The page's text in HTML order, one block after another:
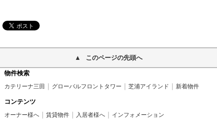
このページの先頭へ
物件検索
カテリーナ三田 グローバルフロントタワー 芝浦アイランド 新着物件
コンテンツ
オーナー様へ 賃貸物件 入居者様へ インフォメーション